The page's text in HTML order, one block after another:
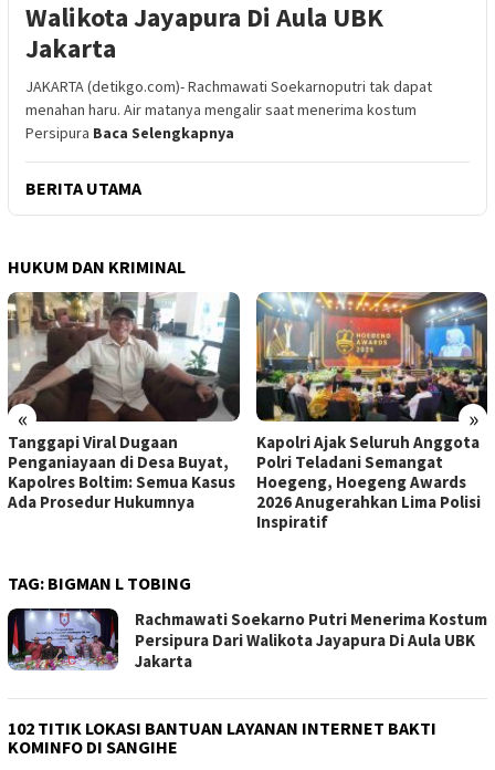
Walikota Jayapura Di Aula UBK
Jakarta
JAKARTA (detikgo.com)- Rachmawati Soekarnoputri tak dapat
menahan haru. Air matanya mengalir saat menerima kostum
Persipura Baca Selengkapnya
BERITA UTAMA
HUKUM DAN KRIMINAL
« »
Tanggapi Viral Dugaan
Penganiayaan di Desa Buyat,
Kapolres Boltim: Semua Kasus
Ada Prosedur Hukumnya
Kapolri Ajak Seluruh Anggota
Polri Teladani Semangat
Hoegeng, Hoegeng Awards
2026 Anugerahkan Lima Polisi
Inspiratif
TAG: BIGMAN L TOBING
Rachmawati Soekarno Putri Menerima Kostum
Persipura Dari Walikota Jayapura Di Aula UBK
Jakarta
102 TITIK LOKASI BANTUAN LAYANAN INTERNET BAKTI
KOMINFO DI SANGIHE